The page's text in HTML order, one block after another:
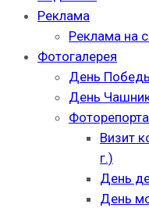
Реклама
Реклама на
Фотогалерея
День
День
Визит
г.)
День
День